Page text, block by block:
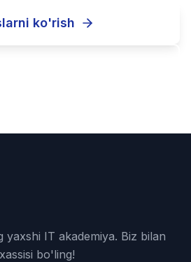
ko'rish
yaxshi IT akademiya. Biz bilan
bo'ling!